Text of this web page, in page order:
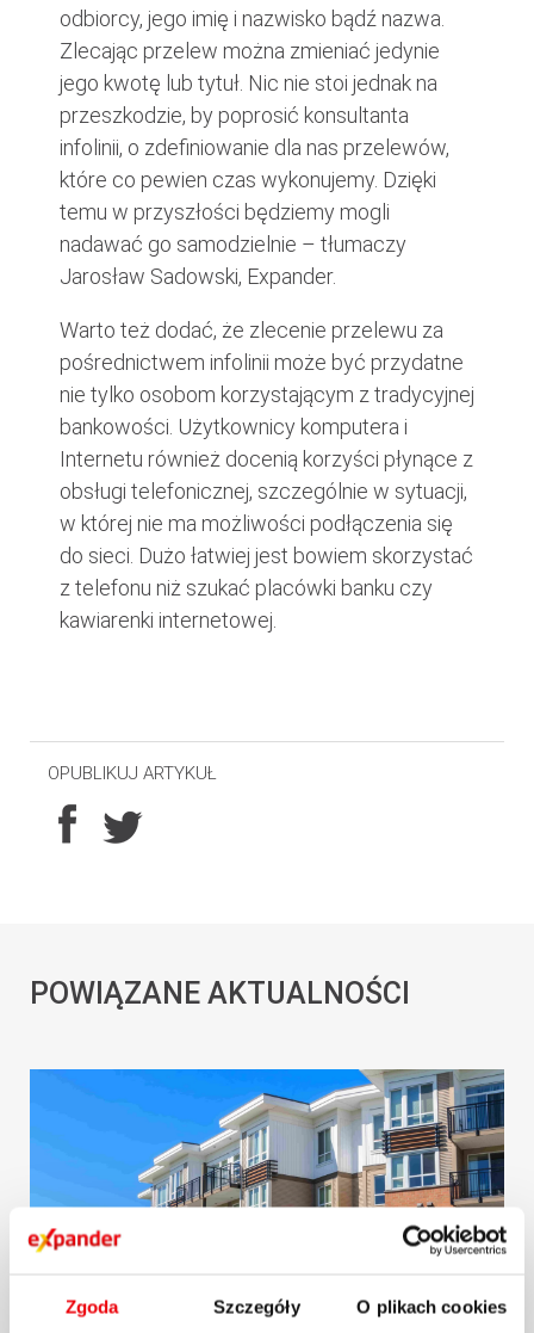
Zgoda Szczegóły O plikach cookies
odbiorcy, jego imię i nazwisko bądź nazwa.
Zlecając przelew można zmieniać jedynie
jego kwotę lub tytuł. Nic nie stoi jednak na
przeszkodzie, by poprosić konsultanta
infolinii, o zdefiniowanie dla nas przelewów,
które co pewien czas wykonujemy. Dzięki
temu w przyszłości będziemy mogli
nadawać go samodzielnie – tłumaczy
Jarosław Sadowski, Expander.
Warto też dodać, że zlecenie przelewu za
pośrednictwem infolinii może być przydatne
nie tylko osobom korzystającym z tradycyjnej
bankowości. Użytkownicy komputera i
Internetu również docenią korzyści płynące z
obsługi telefonicznej, szczególnie w sytuacji,
w której nie ma możliwości podłączenia się
do sieci. Dużo łatwiej jest bowiem skorzystać
z telefonu niż szukać placówki banku czy
kawiarenki internetowej.
OPUBLIKUJ ARTYKUŁ
POWIĄZANE AKTUALNOŚCI